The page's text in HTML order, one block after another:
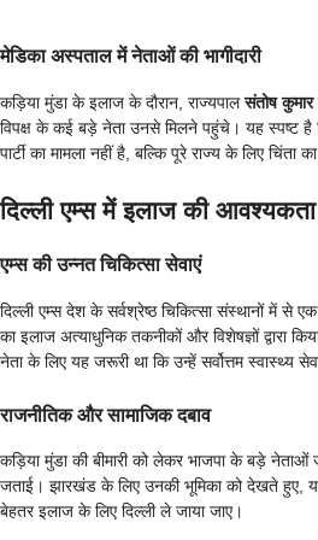
मेडिका अस्पताल में नेताओं की भागीदारी
कड़िया मुंडा के इलाज के दौरान, राज्यपालसंतोष कुमार
विपक्ष के कई बड़े नेता उनसे मिलने पहुंचे। यह स्पष्ट है
पार्टी का मामला नहीं है, बल्कि पूरे राज्य के लिए चिंता
दिल्ली एम्स में इलाज की
एम्स की उन्नत चिकित्सा सेवाएं
दिल्ली एम्स देश के सर्वश्रेष्ठ चिकित्सा संस्थानों में से
का इलाज अत्याधुनिक तकनीकों और विशेषज्ञों द्वारा
नेता के लिए यह जरूरी था कि उन्हें सर्वोत्तम स्वास्थ्य
राजनीतिक और सामाजिक दबाव
कड़िया मुंडा की बीमारी को लेकर भाजपा के बड़े
जताई। झारखंड के लिए उनकी भूमिका को देखते हुए, यह
बेहतर इलाज के लिए दिल्ली ले जाया जाए।